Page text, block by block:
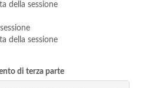
della sessione
della sessione
di terza parte